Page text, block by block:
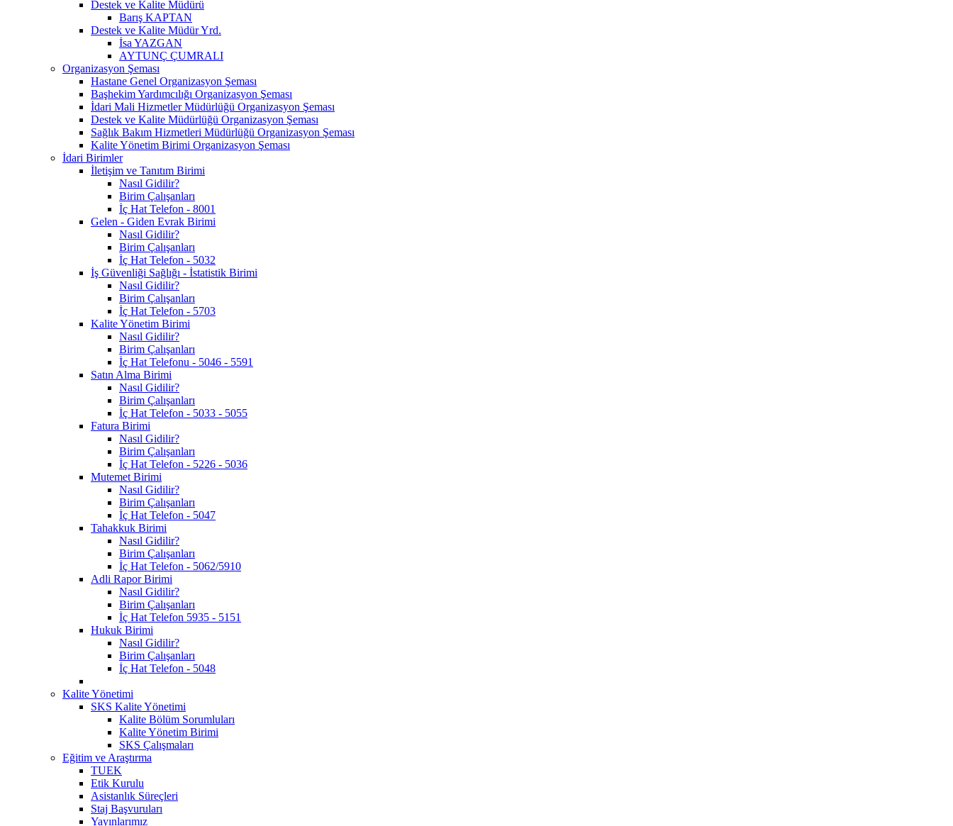
Destek ve Kalite Müdürü
Barış KAPTAN
Destek ve Kalite Müdür Yrd.
İsa YAZGAN
AYTUNÇ ÇUMRALI
Organizasyon Şeması
Hastane Genel Organizasyon Şeması
Başhekim Yardımcılığı Organizasyon Şeması
İdari Mali Hizmetler Müdürlüğü Organizasyon Şeması
Destek ve Kalite Müdürlüğü Organizasyon Şeması
Sağlık Bakım Hizmetleri Müdürlüğü Organizasyon Şeması
Kalite Yönetim Birimi Organizasyon Şeması
İdari Birimler
İletişim ve Tanıtım Birimi
Nasıl Gidilir?
Birim Çalışanları
İç Hat Telefon - 8001
Gelen - Giden Evrak Birimi
Nasıl Gidilir?
Birim Çalışanları
İç Hat Telefon - 5032
İş Güvenliği Sağlığı - İstatistik Birimi
Nasıl Gidilir?
Birim Çalışanları
İç Hat Telefon - 5703
Kalite Yönetim Birimi
Nasıl Gidilir?
Birim Çalışanları
İç Hat Telefonu - 5046 - 5591
Satın Alma Birimi
Nasıl Gidilir?
Birim Çalışanları
İç Hat Telefon - 5033 - 5055
Fatura Birimi
Nasıl Gidilir?
Birim Çalışanları
İç Hat Telefon - 5226 - 5036
Mutemet Birimi
Nasıl Gidilir?
Birim Çalışanları
İç Hat Telefon - 5047
Tahakkuk Birimi
Nasıl Gidilir?
Birim Çalışanları
İç Hat Telefon - 5062/5910
Adli Rapor Birimi
Nasıl Gidilir?
Birim Çalışanları
İç Hat Telefon 5935 - 5151
Hukuk Birimi
Nasıl Gidilir?
Birim Çalışanları
İç Hat Telefon - 5048
Kalite Yönetimi
SKS Kalite Yönetimi
Kalite Bölüm Sorumluları
Kalite Yönetim Birimi
SKS Çalışmaları
Eğitim ve Araştırma
TUEK
Etik Kurulu
Asistanlık Süreçleri
Staj Başvuruları
Yayınlarımız